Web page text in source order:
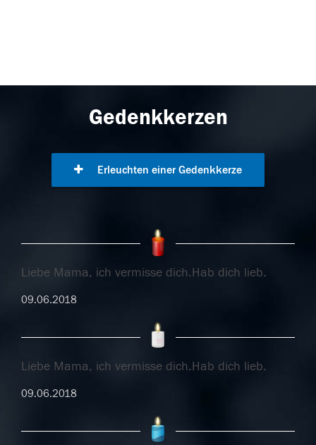
Gedenkkerzen
Erleuchten einer Gedenkkerze
Liebe Mama, ich vermisse dich.Hab dich lieb.
09.06.2018
Liebe Mama, ich vermisse dich.Hab dich lieb.
09.06.2018